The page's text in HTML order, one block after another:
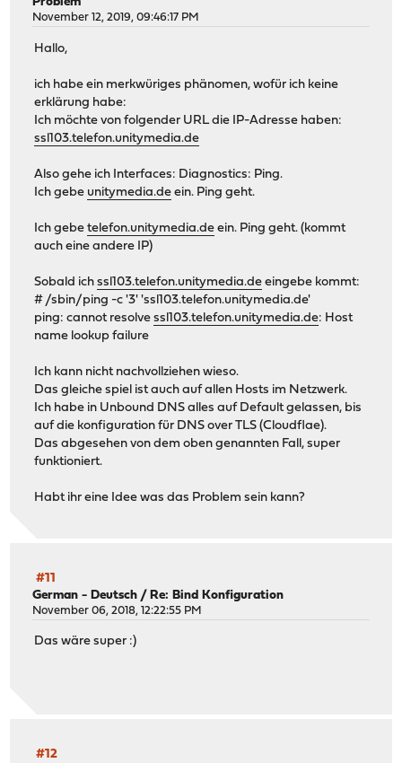
November 12, 2019, 09:46:17 PM
Hallo,
ich habe ein merkwüriges phänomen, wofür ich keine
erklärung habe:
Ich möchte von folgender URL die IP-Adresse haben:
ssl103.telefon.unitymedia.de
Also gehe ich Interfaces: Diagnostics: Ping.
Ich gebe unitymedia.de ein. Ping geht.
Ich gebetelefon.unitymedia.de ein. Ping geht. (kommt
auch eine andere IP)
Sobald ichssl103.telefon.unitymedia.de eingebe kommt:
# /sbin/ping -c '3' 'ssl103.telefon.unitymedia.de'
ping: cannot resolvessl103.telefon.unitymedia.de: Host
name lookup failure
Ich kann nicht nachvollziehen wieso.
Das gleiche spiel ist auch auf allen Hosts im Netzwerk.
Ich habe in Unbound DNS alles auf Default gelassen, bis
auf die konfiguration für DNS over TLS (Cloudflae).
Das abgesehen von dem oben genannten Fall, super
funktioniert.
Habt ihr eine Idee was das Problem sein kann?
#11
German - Deutsch / Re: Bind Konfiguration
November 06, 2018, 12:22:55 PM
Das wäre super :)
#12